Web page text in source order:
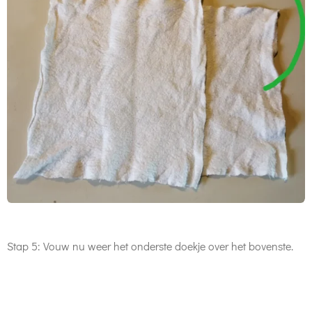
Stap 5: Vouw nu weer het onderste doekje over het bovenste.